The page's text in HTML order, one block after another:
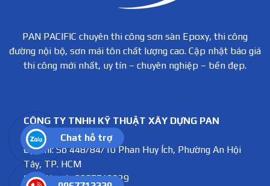
PAN PACIFIC chuyên thi công sơn sàn Epoxy, thi công
đường nội bộ, sơn mái tôn chất lượng cao. Cập nhật báo giá
thi công mới nhất, uy tín – chuyên nghiệp – bền đẹp.
CÔNG TY TNHH KỸ THUẬT XÂY DỰNG PAN
PACIFIC
Địa chỉ: Số 448/84/10 Phan Huy Ích, Phường An Hội
Tây, TP. HCM
Điện thoại : 0967712229
Chat hỗ trợ